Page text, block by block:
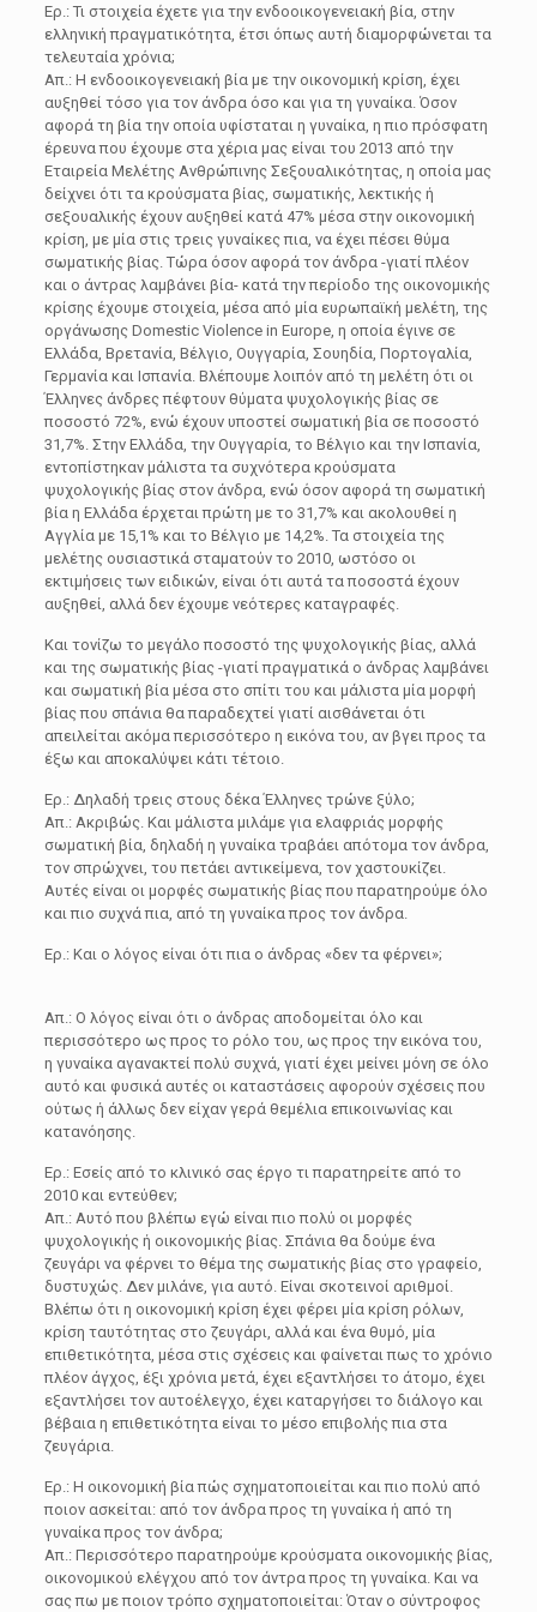
Ερ.: Τι στοιχεία έχετε για την ενδοοικογενειακή βία, στην
ελληνική πραγματικότητα, έτσι όπως αυτή διαμορφώνεται τα
τελευταία χρόνια;
Απ.: Η ενδοοικογενειακή βία με την οικονομική κρίση, έχει
αυξηθεί τόσο για τον άνδρα όσο και για τη γυναίκα. Όσον
αφορά τη βία την οποία υφίσταται η γυναίκα, η πιο πρόσφατη
έρευνα που έχουμε στα χέρια μας είναι του 2013 από την
Εταιρεία Μελέτης Ανθρώπινης Σεξουαλικότητας, η οποία μας
δείχνει ότι τα κρούσματα βίας, σωματικής, λεκτικής ή
σεξουαλικής έχουν αυξηθεί κατά 47% μέσα στην οικονομική
κρίση, με μία στις τρεις γυναίκες πια, να έχει πέσει θύμα
σωματικής βίας. Τώρα όσον αφορά τον άνδρα -γιατί πλέον
και ο άντρας λαμβάνει βία- κατά την περίοδο της οικονομικής
κρίσης έχουμε στοιχεία, μέσα από μία ευρωπαϊκή μελέτη, της
οργάνωσης Domestic Violence in Europe, η οποία έγινε σε
Ελλάδα, Βρετανία, Βέλγιο, Ουγγαρία, Σουηδία, Πορτογαλία,
Γερμανία και Ισπανία. Βλέπουμε λοιπόν από τη μελέτη ότι οι
Έλληνες άνδρες πέφτουν θύματα ψυχολογικής βίας σε
ποσοστό 72%, ενώ έχουν υποστεί σωματική βία σε ποσοστό
31,7%. Στην Ελλάδα, την Ουγγαρία, το Βέλγιο και την Ισπανία,
εντοπίστηκαν μάλιστα τα συχνότερα κρούσματα
ψυχολογικής βίας στον άνδρα, ενώ όσον αφορά τη σωματική
βία η Ελλάδα έρχεται πρώτη με το 31,7% και ακολουθεί η
Αγγλία με 15,1% και το Βέλγιο με 14,2%. Τα στοιχεία της
μελέτης ουσιαστικά σταματούν το 2010, ωστόσο οι
εκτιμήσεις των ειδικών, είναι ότι αυτά τα ποσοστά έχουν
αυξηθεί, αλλά δεν έχουμε νεότερες καταγραφές.
Και τονίζω το μεγάλο ποσοστό της ψυχολογικής βίας, αλλά
και της σωματικής βίας -γιατί πραγματικά ο άνδρας λαμβάνει
και σωματική βία μέσα στο σπίτι του και μάλιστα μία μορφή
βίας που σπάνια θα παραδεχτεί γιατί αισθάνεται ότι
απειλείται ακόμα περισσότερο η εικόνα του, αν βγει προς τα
έξω και αποκαλύψει κάτι τέτοιο.
Ερ.: Δηλαδή τρεις στους δέκα Έλληνες τρώνε ξύλο;
Απ.: Ακριβώς. Και μάλιστα μιλάμε για ελαφριάς μορφής
σωματική βία, δηλαδή η γυναίκα τραβάει απότομα τον άνδρα,
τον σπρώχνει, του πετάει αντικείμενα, τον χαστουκίζει.
Αυτές είναι οι μορφές σωματικής βίας που παρατηρούμε όλο
και πιο συχνά πια, από τη γυναίκα προς τον άνδρα.
Ερ.: Και ο λόγος είναι ότι πια ο άνδρας «δεν τα φέρνει»;
Απ.: Ο λόγος είναι ότι ο άνδρας αποδομείται όλο και
περισσότερο ως προς το ρόλο του, ως προς την εικόνα του,
η γυναίκα αγανακτεί πολύ συχνά, γιατί έχει μείνει μόνη σε όλο
αυτό και φυσικά αυτές οι καταστάσεις αφορούν σχέσεις που
ούτως ή άλλως δεν είχαν γερά θεμέλια επικοινωνίας και
κατανόησης.
Ερ.: Εσείς από το κλινικό σας έργο τι παρατηρείτε από το
2010 και εντεύθεν;
Απ.: Αυτό που βλέπω εγώ είναι πιο πολύ οι μορφές
ψυχολογικής ή οικονομικής βίας. Σπάνια θα δούμε ένα
ζευγάρι να φέρνει το θέμα της σωματικής βίας στο γραφείο,
δυστυχώς. Δεν μιλάνε, για αυτό. Είναι σκοτεινοί αριθμοί.
Βλέπω ότι η οικονομική κρίση έχει φέρει μία κρίση ρόλων,
κρίση ταυτότητας στο ζευγάρι, αλλά και ένα θυμό, μία
επιθετικότητα, μέσα στις σχέσεις και φαίνεται πως το χρόνιο
πλέον άγχος, έξι χρόνια μετά, έχει εξαντλήσει το άτομο, έχει
εξαντλήσει τον αυτοέλεγχο, έχει καταργήσει το διάλογο και
βέβαια η επιθετικότητα είναι το μέσο επιβολής πια στα
ζευγάρια.
Ερ.: Η οικονομική βία πώς σχηματοποιείται και πιο πολύ από
ποιον ασκείται: από τον άνδρα προς τη γυναίκα ή από τη
γυναίκα προς τον άνδρα;
Απ.: Περισσότερο παρατηρούμε κρούσματα οικονομικής βίας,
οικονομικού ελέγχου από τον άντρα προς τη γυναίκα. Και να
σας πω με ποιον τρόπο σχηματοποιείται: Όταν ο σύντροφος